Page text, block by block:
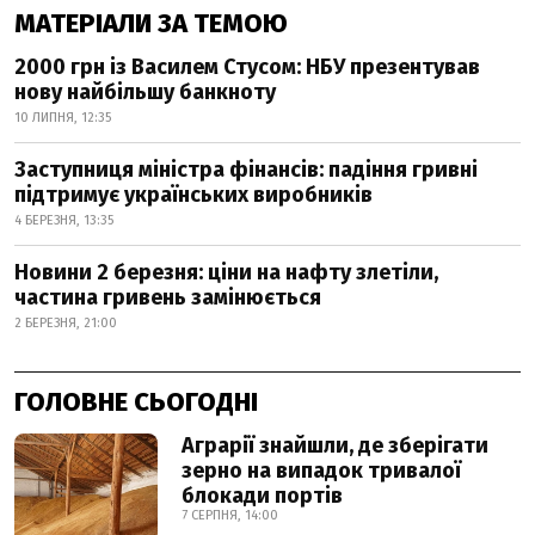
МАТЕРІАЛИ ЗА ТЕМОЮ
2000 грн із Василем Стусом: НБУ презентував
нову найбільшу банкноту
10 ЛИПНЯ, 12:35
Заступниця міністра фінансів: падіння гривні
підтримує українських виробників
4 БЕРЕЗНЯ, 13:35
Новини 2 березня: ціни на нафту злетіли,
частина гривень замінюється
2 БЕРЕЗНЯ, 21:00
ГОЛОВНЕ СЬОГОДНІ
Аграрії знайшли, де зберігати
зерно на випадок тривалої
блокади портів
7 СЕРПНЯ, 14:00